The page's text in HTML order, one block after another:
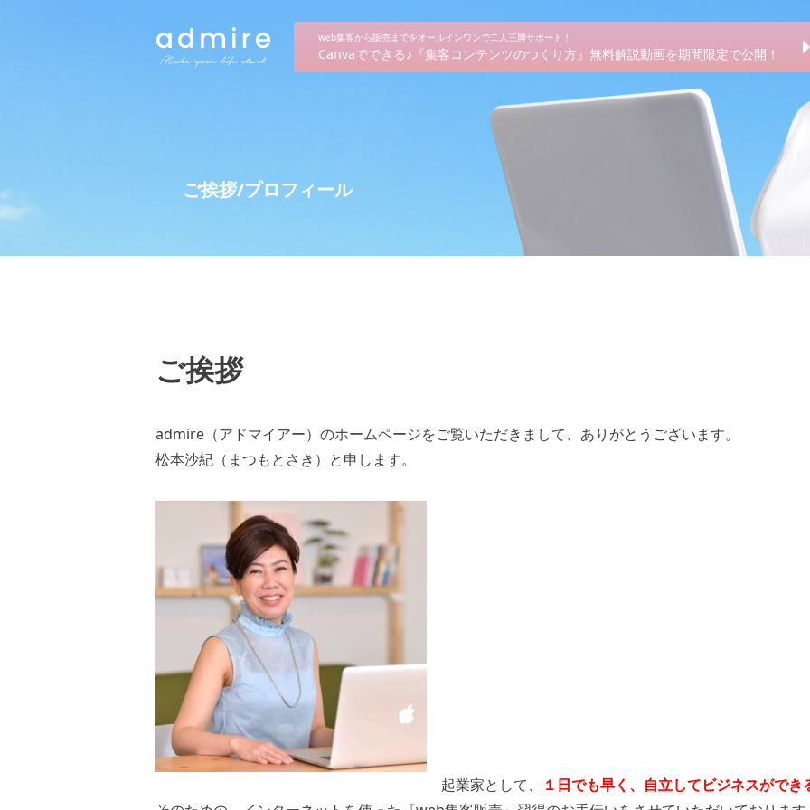
web集客から販売までをオールインワンで二人三脚サポート！
Canvaでできる♪『集客コンテンツのつくり方』無料解説動画を期間限定で公開！
ご挨拶/プロフィール
ご挨拶
admire（アドマイアー）のホームページをご覧いただきまして、ありがとうございます。
松本沙紀（まつもとさき）と申します。
起業家として、
１日でも早く、自立してビジネスができ